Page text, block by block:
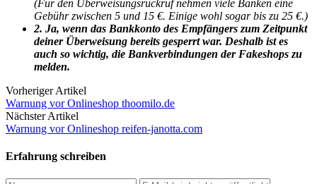
(Für den Überweisungsrückruf nehmen viele Banken eine
Gebühr zwischen 5 und 15 €. Einige wohl sogar bis zu 25 €.)
2. Ja, wenn das Bankkonto des Empfängers zum Zeitpunkt
deiner Überweisung bereits gesperrt war. Deshalb ist es
auch so wichtig, die Bankverbindungen der Fakeshops zu
melden.
Vorheriger Artikel
Warnung vor Onlineshop thoomilo.de
Nächster Artikel
Warnung vor Onlineshop reifen-janotta.com
Erfahrung schreiben